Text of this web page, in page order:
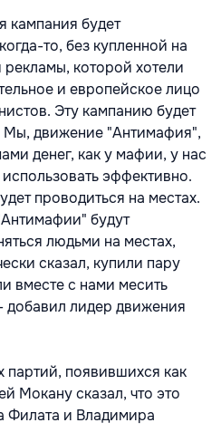
кампания будет
то, без купленной на
которой хотели
и европейское лицо
Эту кампанию будет
Мы, движение "Антимафия",
денег, как у мафии, у нас
эффективно.
проводиться на местах.
будут
людьми на местах,
сказал, купили пару
вместе с нами месить
добавил лидер движения
партий, появившихся как
Мокану сказал, что это
Филата и Владимира